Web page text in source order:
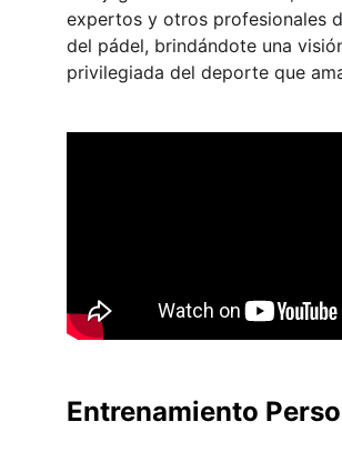
Entrenamiento
expertos y otros profesionales
del pádel, brindándote una
privilegiada del deporte que